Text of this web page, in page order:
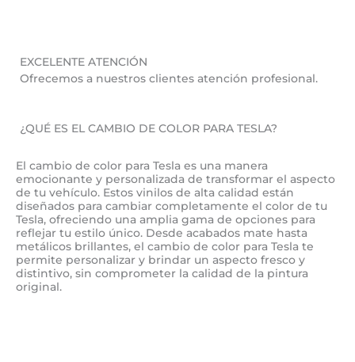
EXCELENTE ATENCIÓN
Ofrecemos a nuestros clientes atención profesional.
¿QUÉ ES EL CAMBIO DE COLOR PARA TESLA?
El cambio de color para Tesla es una manera
emocionante y personalizada de transformar el aspecto
de tu vehículo. Estos vinilos de alta calidad están
diseñados para cambiar completamente el color de tu
Tesla, ofreciendo una amplia gama de opciones para
reflejar tu estilo único. Desde acabados mate hasta
metálicos brillantes, el cambio de color para Tesla te
permite personalizar y brindar un aspecto fresco y
distintivo, sin comprometer la calidad de la pintura
original.